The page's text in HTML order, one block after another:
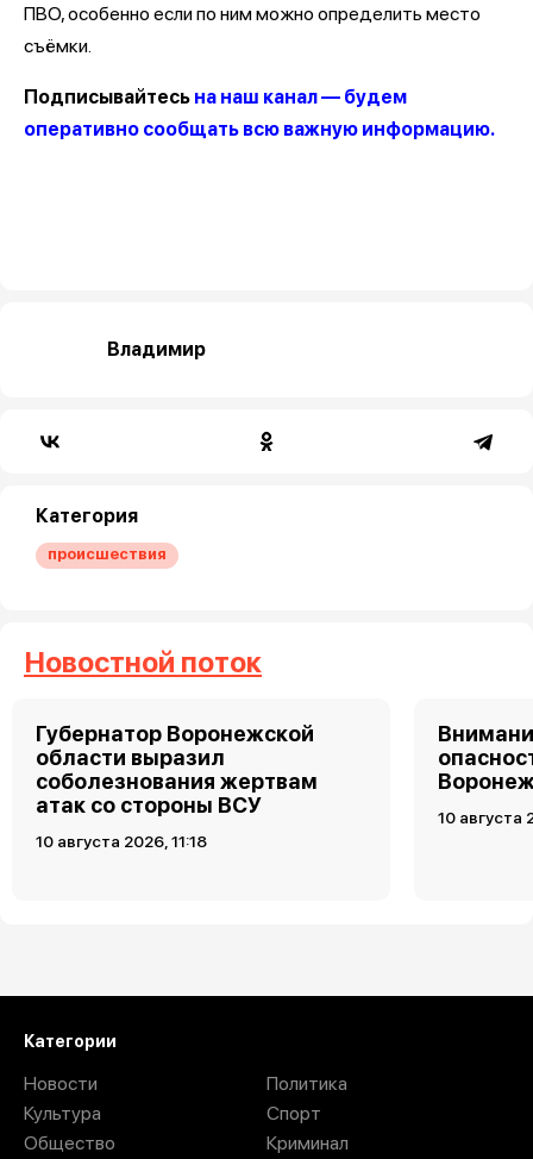
ПВО, особенно если по ним можно определить место
съёмки.
Подписывайтесь на наш канал — будем
оперативно сообщать всю важную информацию.
Владимир
Категория
происшествия
Новостной поток
Губернатор Воронежской
области выразил
соболезнования жертвам
атак со стороны ВСУ
10 августа 2026, 11:18
10 августа
Категории
Новости
Культура
Общество
Политика
Спорт
Криминал